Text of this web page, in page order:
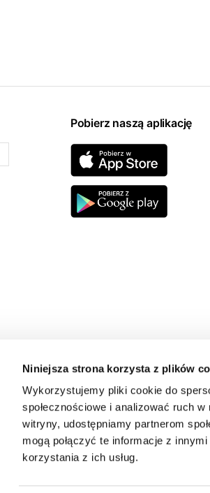
Niniejsza strona korzysta z plików
Wykorzystujemy pliki cookie do
społecznościowe i analizować ruch
witryny, udostępniamy partnerom
mogą połączyć te informacje z
korzystania z ich usług.
Pobierz naszą aplikację